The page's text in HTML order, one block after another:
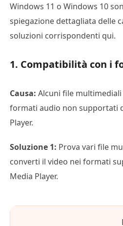
Windows 11 o Windows 10
spiegazione dettagliata delle
soluzioni corrispondenti qui.
1. Compatibilità con i
Causa: Alcuni file
formati audio non supportati
Player.
Soluzione 1: Prova vari file
converti il video nei formati
Media Player.